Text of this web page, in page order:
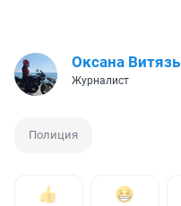
Оксана Витязь
Журналист
Полиция